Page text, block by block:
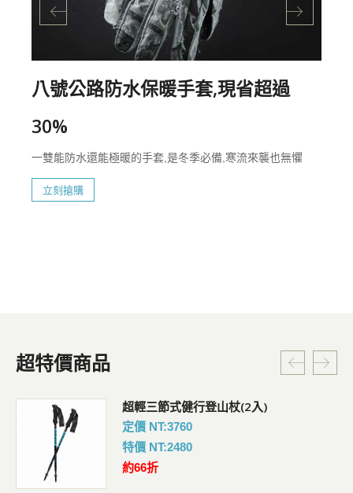
八號公路防水保暖手套,現省超過
30%
一雙能防水還能極暖的手套,是冬季必備,寒流來襲也無懼
立刻搶購
超特價商品
超輕三節式健行登山杖(2入)
定價 NT:3760
特價 NT:2480
約66折